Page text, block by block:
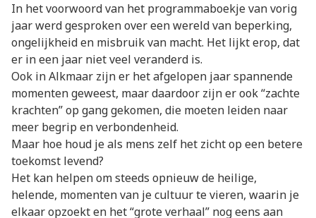
In het voorwoord van het programmaboekje van vorig
jaar werd gesproken over een wereld van beperking,
ongelijkheid en misbruik van macht. Het lijkt erop, dat
er in een jaar niet veel veranderd is.
Ook in Alkmaar zijn er het afgelopen jaar spannende
momenten geweest, maar daardoor zijn er ook “zachte
krachten” op gang gekomen, die moeten leiden naar
meer begrip en verbondenheid.
Maar hoe houd je als mens zelf het zicht op een betere
toekomst levend?
Het kan helpen om steeds opnieuw de heilige,
helende, momenten van je cultuur te vieren, waarin je
elkaar opzoekt en het “grote verhaal” nog eens aan